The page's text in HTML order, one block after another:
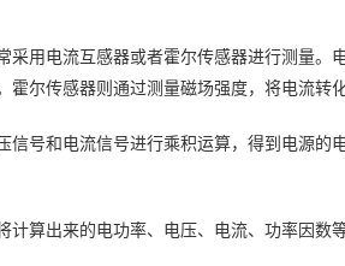
采用电流互感器或者霍尔传感器进行测量
霍尔传感器则通过测量磁场强度，将电流转
信号和电流信号进行乘积运算，得到电源
计算出来的电功率、电压、电流、功率因